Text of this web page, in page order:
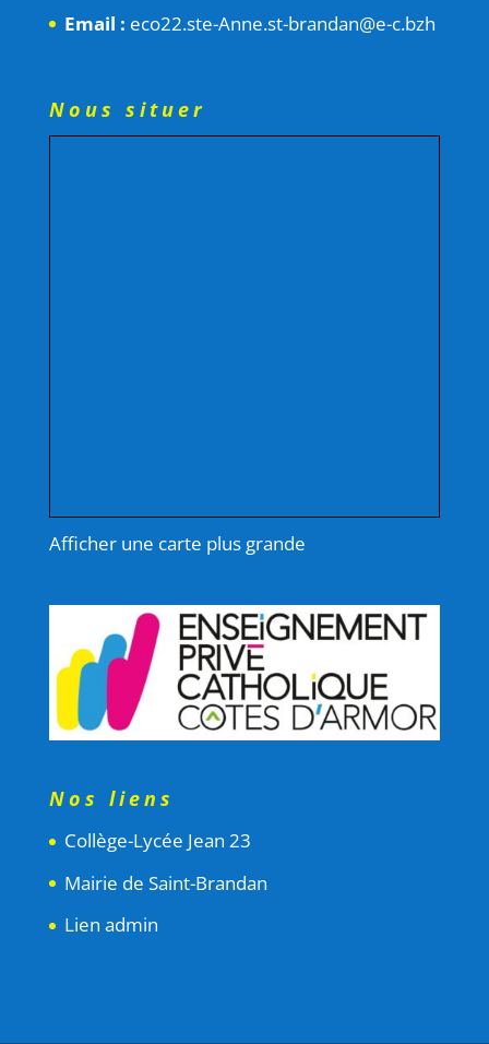
Email : eco22.ste-Anne.st-brandan@e-c.bzh
Nous situer
Afficher une carte plus grande
Nos liens
Collège-Lycée Jean 23
Mairie de Saint-Brandan
Lien admin